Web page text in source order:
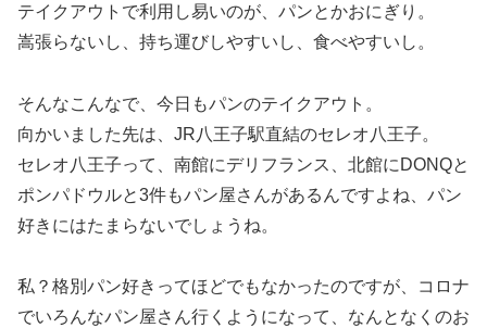
テイクアウトで利用し易いのが、パンとかおにぎり。
嵩張らないし、持ち運びしやすいし、食べやすいし。
そんなこんなで、今日もパンのテイクアウト。
向かいました先は、JR八王子駅直結のセレオ八王子。
セレオ八王子って、南館にデリフランス、北館にDONQと
ポンパドウルと3件もパン屋さんがあるんですよね、パン
好きにはたまらないでしょうね。
私？格別パン好きってほどでもなかったのですが、コロナ
でいろんなパン屋さん行くようになって、なんとなくのお